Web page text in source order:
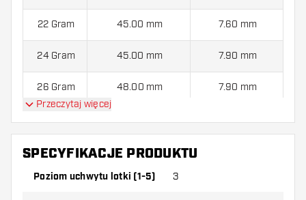
22 Gram 45.00 mm 7.60 mm
24 Gram 45.00 mm 7.90 mm
26 Gram 48.00 mm 7.90 mm
Lotki ONE80 Luxor II Theta 90% jest dostarczony z:
3 Lotki, 3 Piórki i 6 Shafty.
Przeczytaj więcej
SPECYFIKACJE PRODUKTU
Poziom uchwytu lotki (1-5) 3